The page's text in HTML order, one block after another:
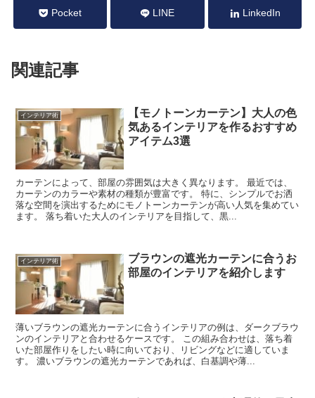
Pocket LINE LinkedIn
関連記事
インテリア術
【モノトーンカーテン】大人の色
気あるインテリアを作るおすすめ
アイテム3選
カーテンによって、部屋の雰囲気は大きく異なります。 最近では、
カーテンのカラーや素材の種類が豊富です。 特に、シンプルでお洒
落な空間を演出するためにモノトーンカーテンが高い人気を集めてい
ます。 落ち着いた大人のインテリアを目指して、黒...
インテリア術
ブラウンの遮光カーテンに合うお
部屋のインテリアを紹介します
薄いブラウンの遮光カーテンに合うインテリアの例は、ダークブラウ
ンのインテリアと合わせるケースです。 この組み合わせは、落ち着
いた部屋作りをしたい時に向いており、リビングなどに適していま
す。 濃いブラウンの遮光カーテンであれば、白基調や薄...